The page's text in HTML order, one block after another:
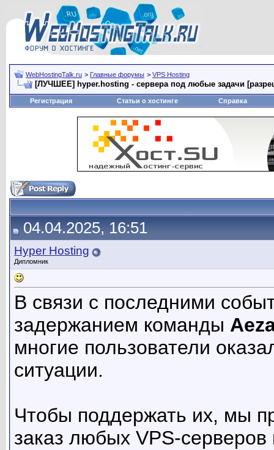
WebHostingTalk.ru > Главные форумы > VPS Hosting
[ЛУЧШЕЕ] hyper.hosting - сервера под любые задачи
Регистрация Статьи о хостинге Справка
04.04.2025, 16:51
Hyper Hosting
Дипломник
В связи с последними
задержанием команды
многие пользователи
ситуации.
Чтобы поддержать их, мы
заказ любых VPS-